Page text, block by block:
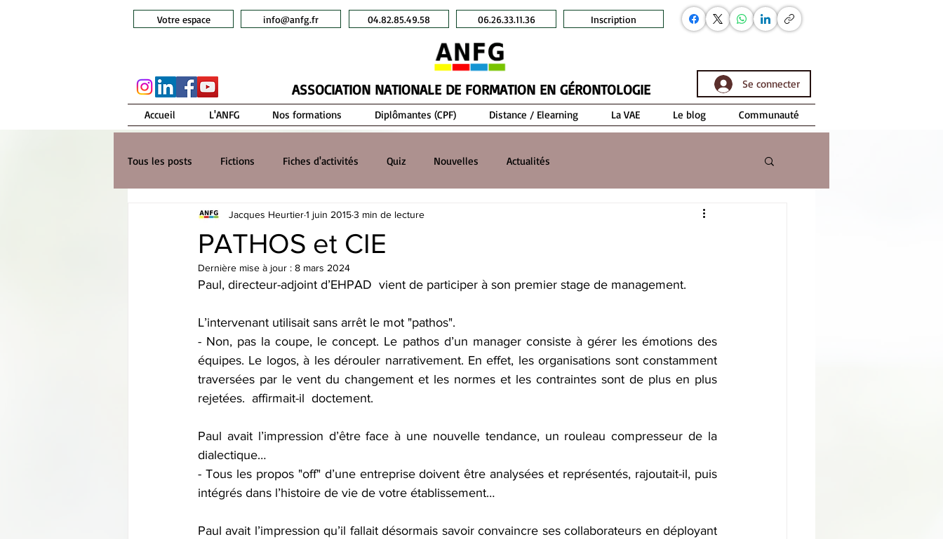
Votre espace info@anfg.fr 04.82.85.49.58 06.26.33.11.36 Inscription
ASSOCIATION NATIONALE DE FORMATION EN GÉRONTOLOGIE Se connecter
Accueil L'ANFG Nos formations Diplômantes (CPF) Distance / Elearning La VAE Le blog Communauté
Tous les posts Fictions Fiches d'activités Quiz Nouvelles Actualités
PATHOS et CIE
Jacques Heurtier1 juin 20153 min de lecture
Dernière mise à jour : 8 mars 2024
Paul, directeur-adjoint d’EHPAD  vient de participer à son premier stage de management.
L’intervenant utilisait sans arrêt le mot "pathos".
- Non, pas la coupe, le concept. Le pathos d’un manager consiste à gérer les émotions des
équipes. Le logos, à les dérouler narrativement. En effet, les organisations sont constamment
traversées par le vent du changement et les normes et les contraintes sont de plus en plus
rejetées.  affirmait-il  doctement.
Paul avait l’impression d’être face à une nouvelle tendance, un rouleau compresseur de la
dialectique…
- Tous les propos "off" d’une entreprise doivent être analysées et représentés, rajoutait-il, puis
intégrés dans l’histoire de vie de votre établissement…
Paul avait l’impression qu’il fallait désormais savoir convaincre ses collaborateurs en déployant